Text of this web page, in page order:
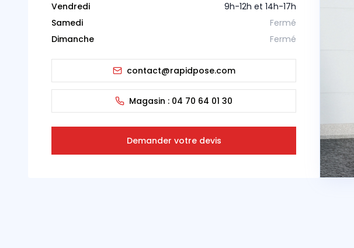
Vendredi
9h-12h et 14h-17h
Samedi
Fermé
Dimanche
Fermé
contact@rapidpose.com
Magasin : 04 70 64 01 30
Demander votre devis